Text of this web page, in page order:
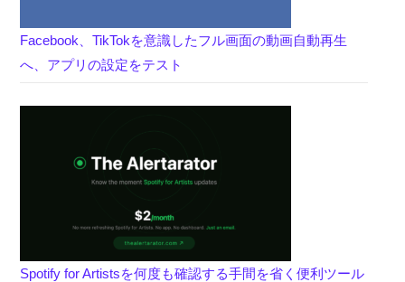
Facebook、TikTokを意識したフル画面の動画自動再生
へ、アプリの設定をテスト
Spotify for Artistsを何度も確認する手間を省く便利ツール